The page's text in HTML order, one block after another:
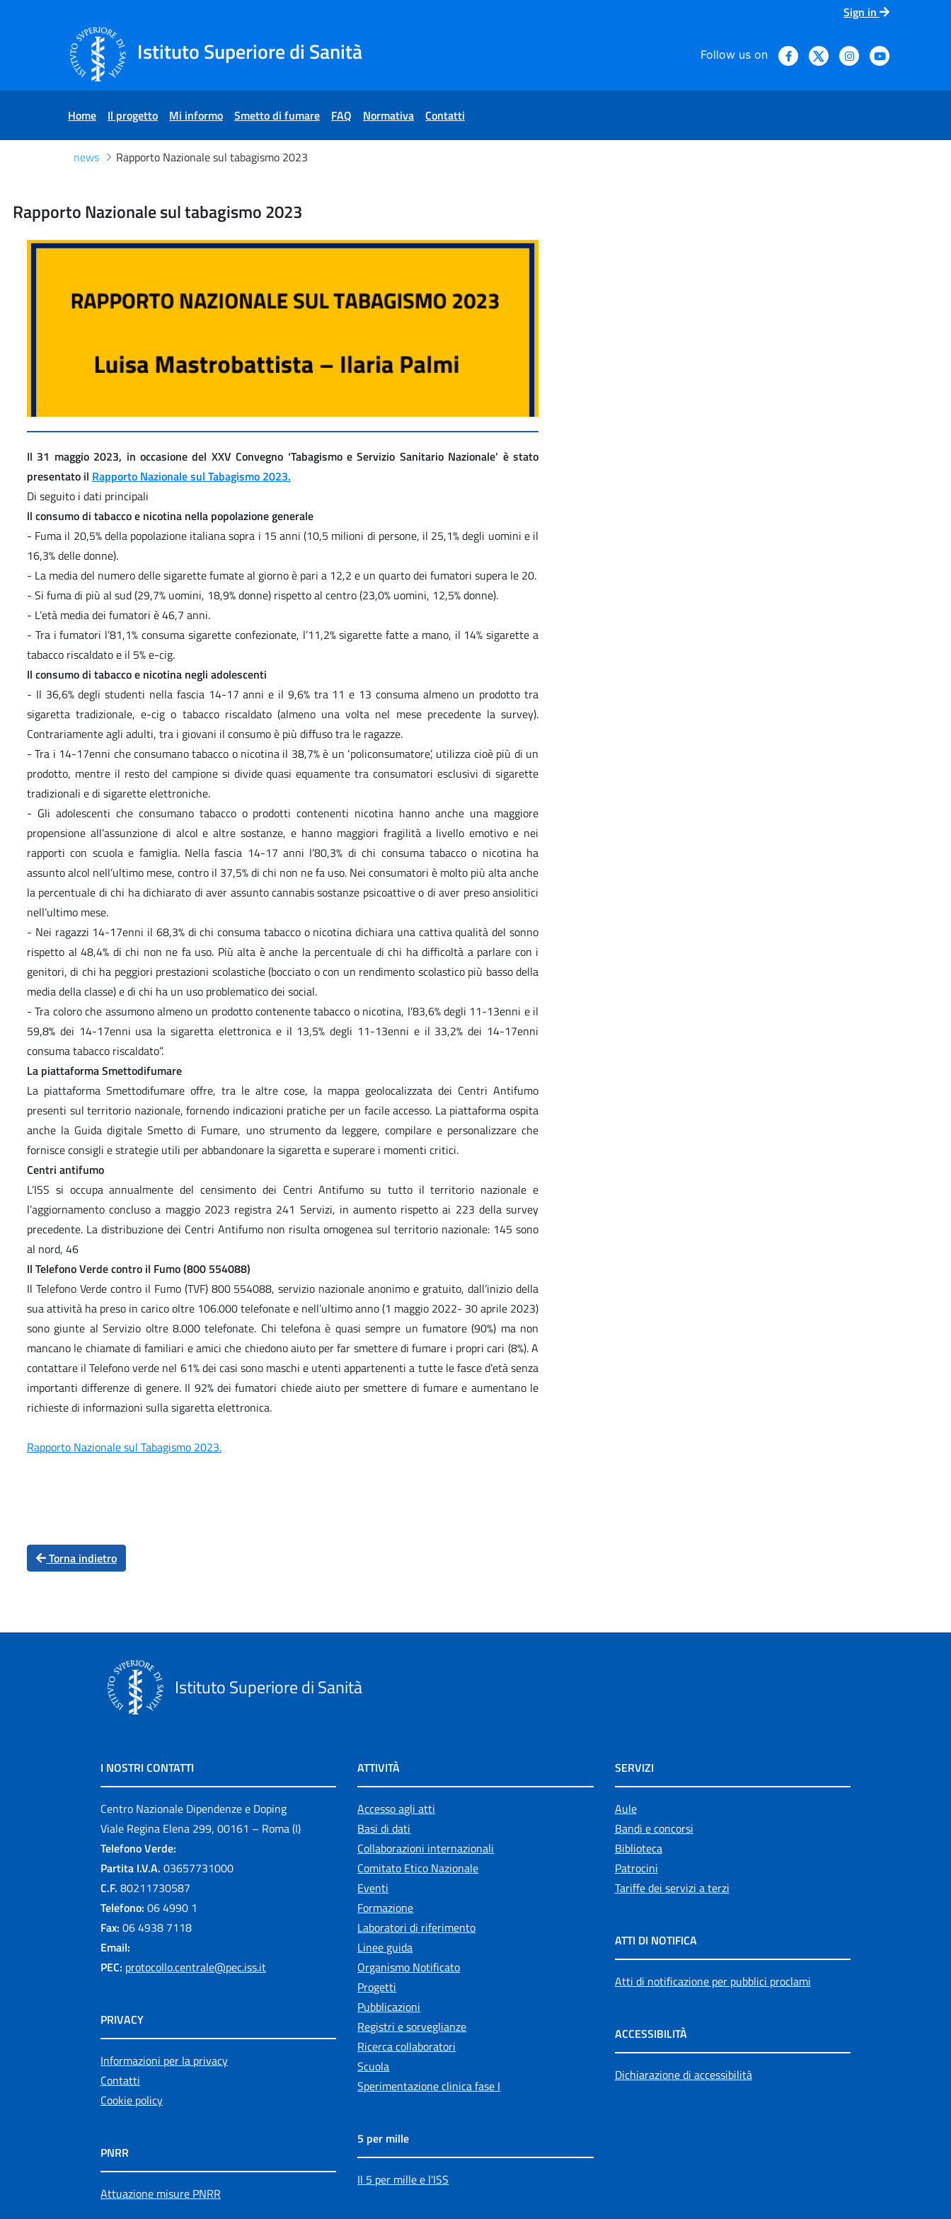
Sign in
Istituto Superiore di Sanità Follow us on
Home Il progetto Mi informo Smetto di fumare FAQ Normativa Contatti
news Rapporto Nazionale sul tabagismo 2023
Rapporto Nazionale sul tabagismo 2023
Rapporto Nazionale sul tabagismo 2023
Il 31 maggio 2023, in occasione del XXV Convegno ‘Tabagismo e Servizio Sanitario Nazionale’ è stato
presentato il Rapporto Nazionale sul Tabagismo 2023.
Di seguito i dati principali
Il consumo di tabacco e nicotina nella popolazione generale
- Fuma il 20,5% della popolazione italiana sopra i 15 anni (10,5 milioni di persone, il 25,1% degli uomini e il
16,3% delle donne).
- La media del numero delle sigarette fumate al giorno è pari a 12,2 e un quarto dei fumatori supera le 20.
- Si fuma di più al sud (29,7% uomini, 18,9% donne) rispetto al centro (23,0% uomini, 12,5% donne).
- L’età media dei fumatori è 46,7 anni.
- Tra i fumatori l’81,1% consuma sigarette confezionate, l’11,2% sigarette fatte a mano, il 14% sigarette a
tabacco riscaldato e il 5% e-cig.
Il consumo di tabacco e nicotina negli adolescenti
- Il 36,6% degli studenti nella fascia 14-17 anni e il 9,6% tra 11 e 13 consuma almeno un prodotto tra
sigaretta tradizionale, e-cig o tabacco riscaldato (almeno una volta nel mese precedente la survey).
Contrariamente agli adulti, tra i giovani il consumo è più diffuso tra le ragazze.
- Tra i 14-17enni che consumano tabacco o nicotina il 38,7% è un ‘policonsumatore’, utilizza cioè più di un
prodotto, mentre il resto del campione si divide quasi equamente tra consumatori esclusivi di sigarette
tradizionali e di sigarette elettroniche.
- Gli adolescenti che consumano tabacco o prodotti contenenti nicotina hanno anche una maggiore
propensione all’assunzione di alcol e altre sostanze, e hanno maggiori fragilità a livello emotivo e nei
rapporti con scuola e famiglia. Nella fascia 14-17 anni l’80,3% di chi consuma tabacco o nicotina ha
assunto alcol nell’ultimo mese, contro il 37,5% di chi non ne fa uso. Nei consumatori è molto più alta anche
la percentuale di chi ha dichiarato di aver assunto cannabis sostanze psicoattive o di aver preso ansiolitici
nell’ultimo mese.
- Nei ragazzi 14-17enni il 68,3% di chi consuma tabacco o nicotina dichiara una cattiva qualità del sonno
rispetto al 48,4% di chi non ne fa uso. Più alta è anche la percentuale di chi ha difficoltà a parlare con i
genitori, di chi ha peggiori prestazioni scolastiche (bocciato o con un rendimento scolastico più basso della
media della classe) e di chi ha un uso problematico dei social.
- Tra coloro che assumono almeno un prodotto contenente tabacco o nicotina, l’83,6% degli 11-13enni e il
59,8% dei 14-17enni usa la sigaretta elettronica e il 13,5% degli 11-13enni e il 33,2% dei 14-17enni
consuma tabacco riscaldato”.
La piattaforma Smettodifumare
La piattaforma Smettodifumare offre, tra le altre cose, la mappa geolocalizzata dei Centri Antifumo
presenti sul territorio nazionale, fornendo indicazioni pratiche per un facile accesso. La piattaforma ospita
anche la Guida digitale Smetto di Fumare, uno strumento da leggere, compilare e personalizzare che
fornisce consigli e strategie utili per abbandonare la sigaretta e superare i momenti critici.
Centri antifumo
L’ISS si occupa annualmente del censimento dei Centri Antifumo su tutto il territorio nazionale e
l’aggiornamento concluso a maggio 2023 registra 241 Servizi, in aumento rispetto ai 223 della survey
precedente. La distribuzione dei Centri Antifumo non risulta omogenea sul territorio nazionale: 145 sono
al nord, 46
Il Telefono Verde contro il Fumo (800 554088)
Il Telefono Verde contro il Fumo (TVF) 800 554088, servizio nazionale anonimo e gratuito, dall’inizio della
sua attività ha preso in carico oltre 106.000 telefonate e nell’ultimo anno (1 maggio 2022- 30 aprile 2023)
sono giunte al Servizio oltre 8.000 telefonate. Chi telefona è quasi sempre un fumatore (90%) ma non
mancano le chiamate di familiari e amici che chiedono aiuto per far smettere di fumare i propri cari (8%). A
contattare il Telefono verde nel 61% dei casi sono maschi e utenti appartenenti a tutte le fasce d’età senza
importanti differenze di genere. Il 92% dei fumatori chiede aiuto per smettere di fumare e aumentano le
richieste di informazioni sulla sigaretta elettronica.
Rapporto Nazionale sul Tabagismo 2023.
Torna indietro
Istituto Superiore di Sanità
I NOSTRI CONTATTI
Centro Nazionale Dipendenze e Doping
Viale Regina Elena 299, 00161 – Roma (I)
Telefono Verde:
Partita I.V.A. 03657731000
C.F. 80211730587
Telefono: 06 4990 1
Fax: 06 4938 7118
Email:
PEC: protocollo.centrale@pec.iss.it
PRIVACY
Informazioni per la privacy
Contatti
Cookie policy
PNRR
Attuazione misure PNRR
ATTIVITÀ
Accesso agli atti
Basi di dati
Collaborazioni internazionali
Comitato Etico Nazionale
Eventi
Formazione
Laboratori di riferimento
Linee guida
Organismo Notificato
Progetti
Pubblicazioni
Registri e sorveglianze
Ricerca collaboratori
Scuola
Sperimentazione clinica fase I
5 per mille
Il 5 per mille e l'ISS
SERVIZI
Aule
Bandi e concorsi
Biblioteca
Patrocini
Tariffe dei servizi a terzi
ATTI DI NOTIFICA
Atti di notificazione per pubblici proclami
ACCESSIBILITÀ
Dichiarazione di accessibilità